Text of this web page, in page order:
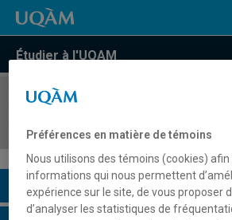
Étudier à l'UQAM
COURS//
Description du cours
Préférences en matière de témoins
Nous utilisons des témoins (cookies)
informations qui nous permettent
expérience sur le site, de vous proposer
d’analyser les statistiques de